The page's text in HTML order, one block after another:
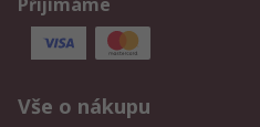
Přijímáme
Vše o nákupu